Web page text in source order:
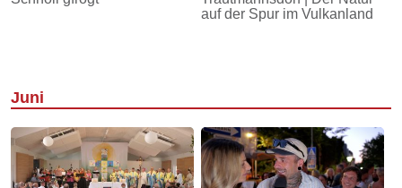
auf der Spur im Vulkanland
Juni